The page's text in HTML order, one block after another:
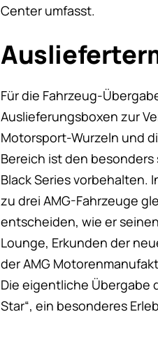
Center umfasst.
Für die Fahrzeug-
Auslieferungsboxen zur
Motorsport-Wurzeln und
Bereich ist den
Black Series vorbehalten.
zu drei AMG-Fahrzeuge
entscheiden, wie er
Lounge, Erkunden der
der AMG
Die eigentliche Übergabe
Star“, ein besonderes